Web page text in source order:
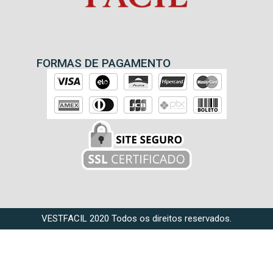
FORMAS DE PAGAMENTO
VESTFACIL 2020 Todos os direitos reservados.